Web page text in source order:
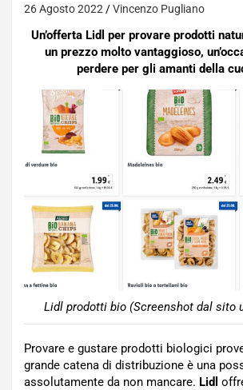
26 Agosto 2022 Vincenzo Pugliano
Un’offerta Lidl per provare prodotti
un prezzo molto vantaggioso,
perdere per gli amanti della
Lidl prodotti bio (Screenshot dal sito
Provare e gustare prodotti biologici
grande catena di distribuzione è una
assolutamente da non mancare. Lidl